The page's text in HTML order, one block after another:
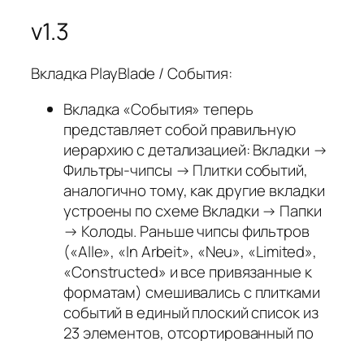
v1.3
Вкладка PlayBlade / События:
Вкладка «События» теперь
представляет собой правильную
иерархию с детализацией: Вкладки →
Фильтры-чипсы → Плитки событий,
аналогично тому, как другие вкладки
устроены по схеме Вкладки → Папки
→ Колоды. Раньше чипсы фильтров
(«Alle», «In Arbeit», «Neu», «Limited»,
«Constructed» и все привязанные к
форматам) смешивались с плитками
событий в единый плоский список из
23 элементов, отсортированный по